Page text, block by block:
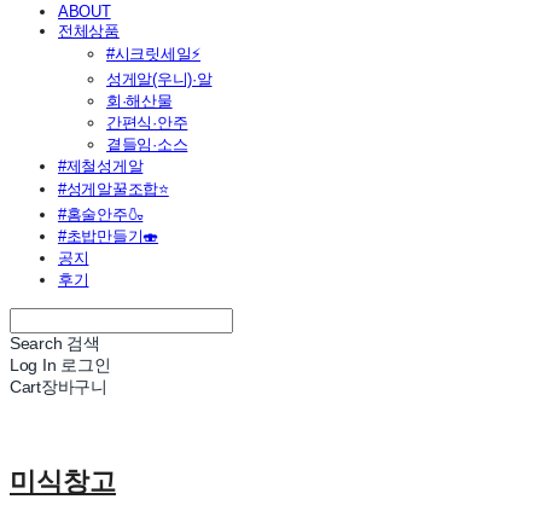
ABOUT
전체상품
#시크릿세일⚡
성게알(우니)·알
회·해산물
간편식·안주
곁들임·소스
#제철성게알
#성게알꿀조합⭐
#홈술안주🍶
#초밥만들기🍣
공지
후기
Search 검색
Log In 로그인
Cart장바구니
미식창고